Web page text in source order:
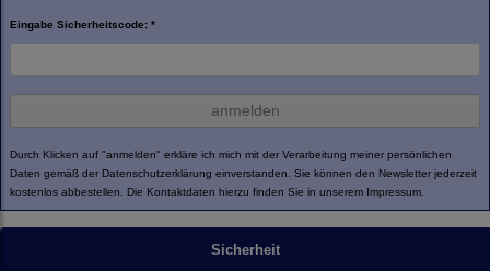
Eingabe Sicherheitscode: *
anmelden
Durch Klicken auf "anmelden" erkläre ich mich mit der Verarbeitung meiner persönlichen
Daten gemäß der Datenschutzerklärung einverstanden. Sie können den Newsletter jederzeit
kostenlos abbestellen. Die Kontaktdaten hierzu finden Sie in unserem Impressum.
Sicherheit